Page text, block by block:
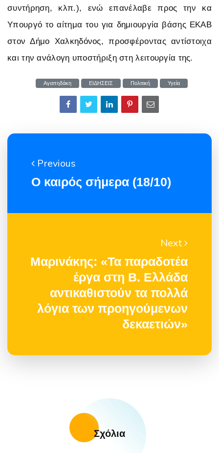
συντήρηση, κλπ.), ενώ επανέλαβε προς την κα
Υπουργό το αίτημα του για δημιουργία βάσης ΕΚΑΒ
στον Δήμο Χαλκηδόνος, προσφέροντας αντίστοιχα
και την ανάλογη υποστήριξη στη λειτουργία της.
Αγαπηδάκη ΕΙΔΗΣΕΙΣ Πολιτική Υγεία
Previous
Ο καιρός σήμερα (18/10)
Next
Μαρινάκης: «Τα παραδοτέα
έργα στη Β. Ελλάδα
αντικαθιστούν τα πολλά
λόγια των προηγούμενων
δεκαετιών»
Σχόλια